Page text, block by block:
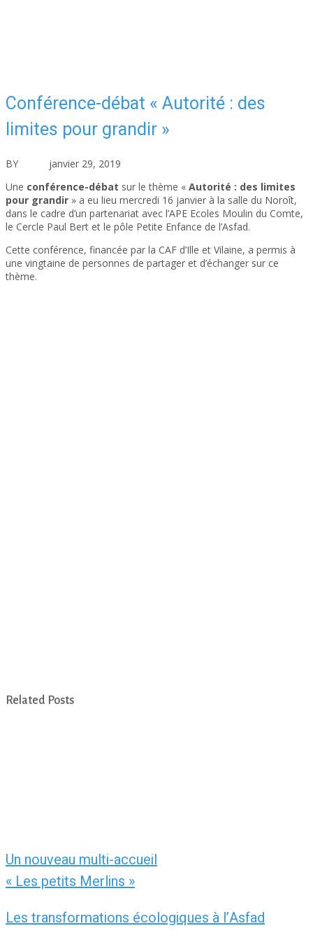
Conférence-débat « Autorité : des
limites pour grandir »
BY janvier 29, 2019
Une conférence-débat sur le thème « Autorité : des limites
pour grandir » a eu lieu mercredi 16 janvier à la salle du Noroît,
dans le cadre d’un partenariat avec l’APE Ecoles Moulin du Comte,
le Cercle Paul Bert et le pôle Petite Enfance de l’Asfad.
Cette conférence, financée par la CAF d’Ille et Vilaine, a permis à
une vingtaine de personnes de partager et d’échanger sur ce
thème.
Related Posts
Un nouveau multi-accueil
« Les petits Merlins »
Les transformations écologiques à l’Asfad